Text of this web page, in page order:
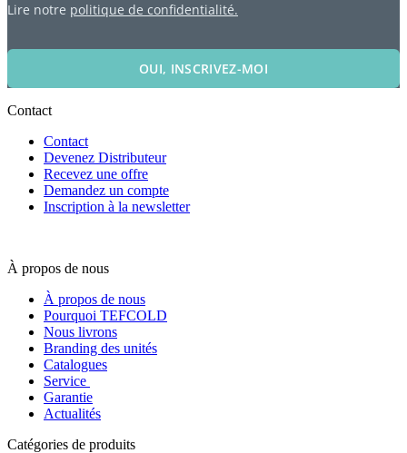
Lire notre politique de confidentialité.
OUI, INSCRIVEZ-MOI
Contact
Contact
Devenez Distributeur
Recevez une offre
Demandez un compte
Inscription à la newsletter
À propos de nous
À propos de nous
Pourquoi TEFCOLD
Nous livrons
Branding des unités
Catalogues
Service
Garantie
Actualités
Catégories de produits